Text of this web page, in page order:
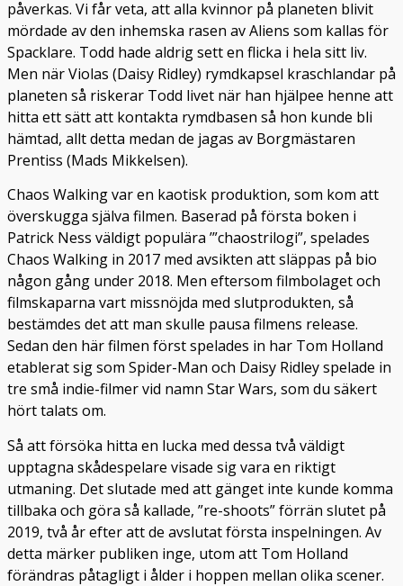
påverkas. Vi får veta, att alla kvinnor på planeten blivit
mördade av den inhemska rasen av Aliens som kallas för
Spacklare. Todd hade aldrig sett en flicka i hela sitt liv.
Men när Violas (Daisy Ridley) rymdkapsel kraschlandar på
planeten så riskerar Todd livet när han hjälpee henne att
hitta ett sätt att kontakta rymdbasen så hon kunde bli
hämtad, allt detta medan de jagas av Borgmästaren
Prentiss (Mads Mikkelsen).
Chaos Walking var en kaotisk produktion, som kom att
överskugga själva filmen. Baserad på första boken i
Patrick Ness väldigt populära ’”chaostrilogi”, spelades
Chaos Walking in 2017 med avsikten att släppas på bio
någon gång under 2018. Men eftersom filmbolaget och
filmskaparna vart missnöjda med slutprodukten, så
bestämdes det att man skulle pausa filmens release.
Sedan den här filmen först spelades in har Tom Holland
etablerat sig som Spider-Man och Daisy Ridley spelade in
tre små indie-filmer vid namn Star Wars, som du säkert
hört talats om.
Så att försöka hitta en lucka med dessa två väldigt
upptagna skådespelare visade sig vara en riktigt
utmaning. Det slutade med att gänget inte kunde komma
tillbaka och göra så kallade, ”re-shoots” förrän slutet på
2019, två år efter att de avslutat första inspelningen. Av
detta märker publiken inge, utom att Tom Holland
förändras påtagligt i ålder i hoppen mellan olika scener.